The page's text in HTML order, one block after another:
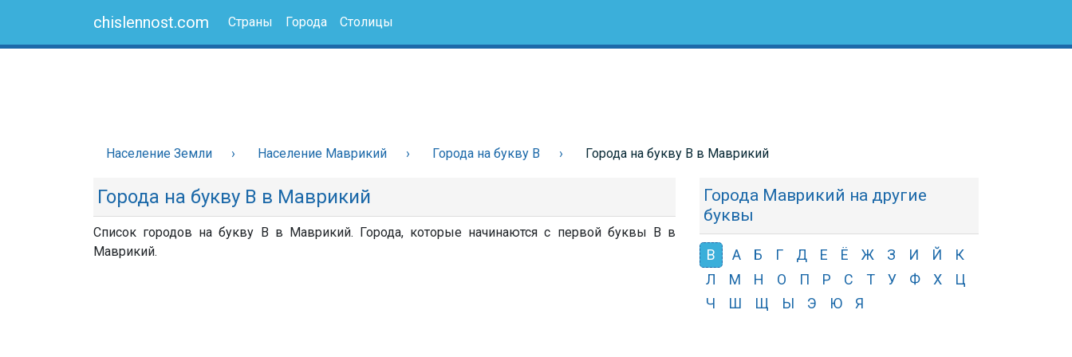
chislennost.com Страны Города Столицы
Население Земли Население Маврикий Города на букву В Города на букву В в Маврикий
Города на букву В в Маврикий
Список городов на букву В в Маврикий. Города, которые начинаются с первой буквы В в
Маврикий.
Города Маврикий на другие
буквы
В А Б Г Д Е Ё Ж З И Й
К
Л
М Н О П Р С Т У Ф Х
Ц
Ч
Ш Щ Ы Э Ю Я